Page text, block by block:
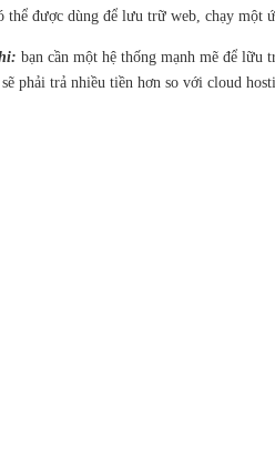
thể được dùng để lưu trữ web, chạy một
bạn cần một hệ thống mạnh mẽ để lữu
phải trả nhiều tiền hơn so với cloud